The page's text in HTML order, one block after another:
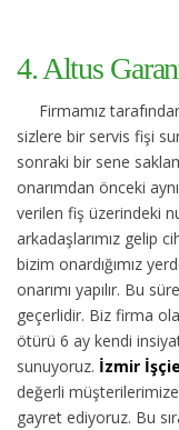
4. Altus
Firmamız
sizlere bir servis fişi
sonraki bir sene
onarımdan önceki
verilen fiş üzerindeki
arkadaşlarımız gelip
bizim onardığımız
onarımı yapılır. Bu
geçerlidir. Biz firma
ötürü 6 ay kendi
sunuyoruz. İzmir
değerli
gayret ediyoruz. Bu